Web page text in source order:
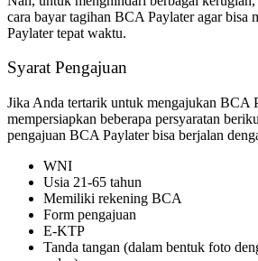
cara bayar tagihan BCA Paylater agar bisa
Paylater tepat waktu.
Syarat Pengajuan
Jika Anda tertarik untuk mengajukan BCA
mempersiapkan beberapa persyaratan
pengajuan BCA Paylater bisa berjalan
WNI
Usia 21-65 tahun
Memiliki rekening BCA
Form pengajuan
E-KTP
Tanda tangan (dalam bentuk foto